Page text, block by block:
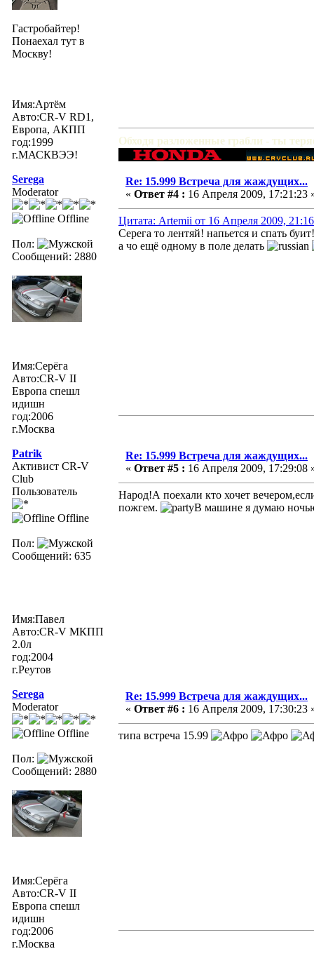
Гастробайтер!
Понаехал тут в
Москву!
Имя:Артём
Авто:CR-V RD1,
Европа, АКПП
год:1999
г.МАСКВЭЭ!
Обходя разложенные грабли - ты
Serega
Moderator
Offline
Пол:
Сообщений: 2880
Имя:Серёга
Авто:CR-V II
Европа спешл
идишн
год:2006
г.Москва
Re: 15.999 Встреча для жаждущих...
« Ответ #4 : 16 Апреля 2009, 17:21:23
Цитата: Artemii от 16 Апреля 2009,
Серега то лентяй! напьется и спать буит!
а чо ещё одному в поле делать
Patrik
Активист CR-V
Club
Пользователь
Offline
Пол:
Сообщений: 635
Имя:Павел
Авто:CR-V МКПП
2.0л
год:2004
г.Реутов
Re: 15.999 Встреча для жаждущих...
« Ответ #5 : 16 Апреля 2009, 17:29:08
Народ!А поехали кто хочет
пожгем.
В машине я думаю
Serega
Moderator
Offline
Пол:
Сообщений: 2880
Имя:Серёга
Авто:CR-V II
Европа спешл
идишн
год:2006
г.Москва
Re: 15.999 Встреча для жаждущих...
« Ответ #6 : 16 Апреля 2009, 17:30:23
типа встреча 15.99